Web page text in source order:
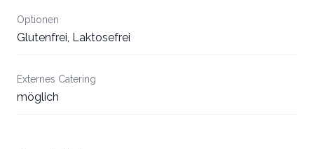
Optionen
Glutenfrei, Laktosefrei
Externes Catering
möglich